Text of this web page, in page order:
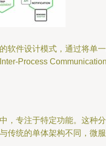
软件设计模式，通过将单
Process
，专注于特定功能。这种
传统的单体架构不同，微